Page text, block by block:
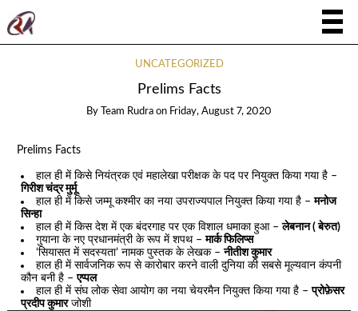
UNCATEGORIZED
Prelims Facts
By Team Rudra on Friday, August 7, 2020
Prelims Facts
हाल ही में किसे नियंत्रक एवं महालेखा परीक्षक के पद पर नियुक्त किया गया है –
गिरीश चंद्र मुर्मू
हाल ही में किसे जम्मू कश्मीर का नया उपराज्यपाल नियुक्त किया गया है –मनोज
सिन्हा
हाल ही में किस देश में एक बंदरगाह पर एक विशाल धमाका हुआ –लेबनान ( बेरुत)
गुयाना के नए प्रधानमंत्री के रूप में शपथ –मार्क फिलिप्स
‘सियासत में सदस्यता’ नामक पुस्तक के लेखक –नीतीश कुमार
हाल ही में सार्वजनिक रूप से कारोबार करने वाली दुनिया की सबसे मूल्यवान कंपनी
कौन बनी है –एप्पल
हाल ही में संघ लोक सेवा आयोग का नया चेयरमैन नियुक्त किया गया है –प्रोफ़ेसर
प्रदीप कुमारजोशी